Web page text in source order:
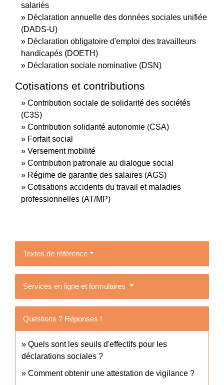
salariés
Déclaration annuelle des données sociales unifiée
(DADS-U)
Déclaration obligatoire d'emploi des travailleurs
handicapés (DOETH)
Déclaration sociale nominative (DSN)
Cotisations et contributions
Contribution sociale de solidarité des sociétés
(C3S)
Contribution solidarité autonomie (CSA)
Forfait social
Versement mobilité
Contribution patronale au dialogue social
Régime de garantie des salaires (AGS)
Cotisations accidents du travail et maladies
professionnelles (AT/MP)
Textes de référence
Services en ligne et formulaires
Questions ? Réponses !
Quels sont les seuils d'effectifs pour les
déclarations sociales ?
Comment obtenir une attestation de vigilance ?